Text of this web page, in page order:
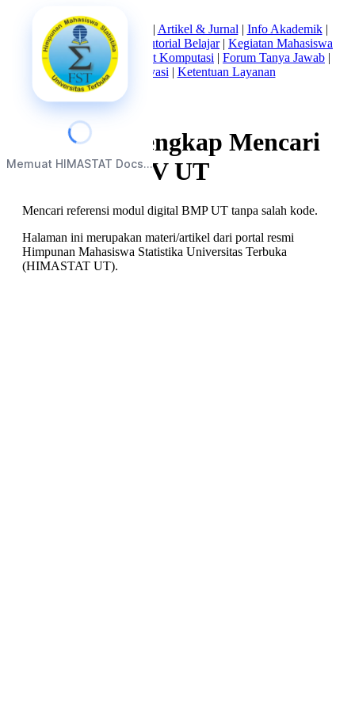
Memuat HIMASTAT Docs...
Beranda|Tentang Kami | Artikel & Jurnal | Info Akademik|
Mata Kuliah Statistika
Tutorial Belajar| Kegiatan Mahasiswa
Struktur Himpunan Alat Komputasi | Forum Tanya Jawab |
Kebijakan Privasi | Ketentuan Layanan
Panduan Lengkap Mencari
Buku di RBV UT
Mencari referensi modul digital BMP UT tanpa salah kode.
Halaman ini merupakan materi/artikel dari portal resmi
Himpunan Mahasiswa Statistika Universitas Terbuka
(HIMASTAT UT).